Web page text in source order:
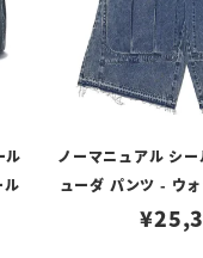
ル
ル
ノーマニュアル シ
ューダ パンツ - ウ
ー
¥